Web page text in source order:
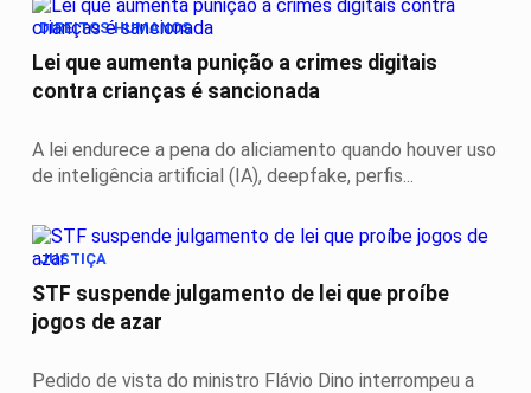
DIREITOS HUMANOS
Lei que aumenta punição a crimes digitais
contra crianças é sancionada
A lei endurece a pena do aliciamento quando houver uso
de inteligência artificial (IA), deepfake, perfis...
JUSTIÇA
STF suspende julgamento de lei que proíbe
jogos de azar
Pedido de vista do ministro Flávio Dino interrompeu a